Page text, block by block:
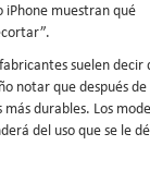
iPhone muestran qué
suelen decir
notar que después de
durables. Los
del uso que se le